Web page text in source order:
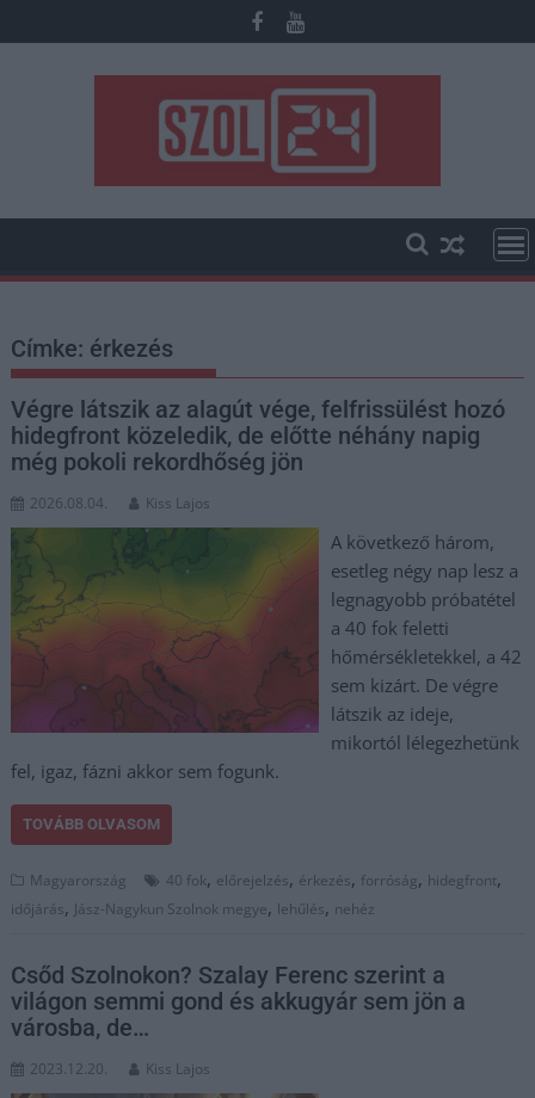
to
Címke: érkezés
Végre látszik az alagút vége, felfrissülést hozó
hidegfront közeledik, de előtte néhány napig
még pokoli rekordhőség jön
2026.08.04. Kiss Lajos
A következő három,
esetleg négy nap lesz a
legnagyobb próbatétel
a 40 fok feletti
hőmérsékletekkel, a 42
sem kizárt. De végre
látszik az ideje,
mikortól lélegezhetünk
fel, igaz, fázni akkor sem fogunk.
TOVÁBB OLVASOM
Magyarország 40 fok, előrejelzés, érkezés, forróság, hidegfront,
időjárás, Jász-Nagykun Szolnok megye, lehűlés, nehéz
Csőd Szolnokon? Szalay Ferenc szerint a
világon semmi gond és akkugyár sem jön a
városba, de…
2023.12.20. Kiss Lajos